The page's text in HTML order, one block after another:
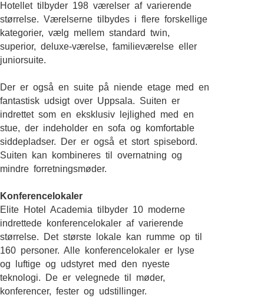
Hotellet tilbyder 198 værelser af varierende
størrelse. Værelserne tilbydes i flere forskellige
kategorier, vælg mellem standard twin,
superior, deluxe-værelse, familieværelse eller
juniorsuite.
Der er også en suite på niende etage med en
fantastisk udsigt over Uppsala. Suiten er
indrettet som en eksklusiv lejlighed med en
stue, der indeholder en sofa og komfortable
siddepladser. Der er også et stort spisebord.
Suiten kan kombineres til overnatning og
mindre forretningsmøder.
Konferencelokaler
Elite Hotel Academia tilbyder 10 moderne
indrettede konferencelokaler af varierende
størrelse. Det største lokale kan rumme op til
160 personer. Alle konferencelokaler er lyse
og luftige og udstyret med den nyeste
teknologi. De er velegnede til møder,
konferencer, fester og udstillinger.